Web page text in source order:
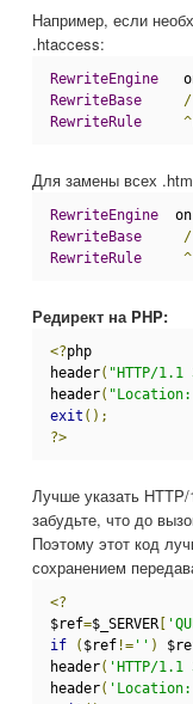
Например, если
.htaccess:
RewriteEngine
RewriteBase
/
RewriteRule
^
Для замены всех
RewriteEngine on
RewriteBase
/
RewriteRule
Редирект на PHP:
<?php
header( "HTTP/1.1
header( "Location:
exit ();
?>
Лучше указать
забудьте, что до
Поэтому этот код
сохранением
<?
$ref=$_SERVER
if
( $ref != '' )
header( 'HTTP/1.1
header(